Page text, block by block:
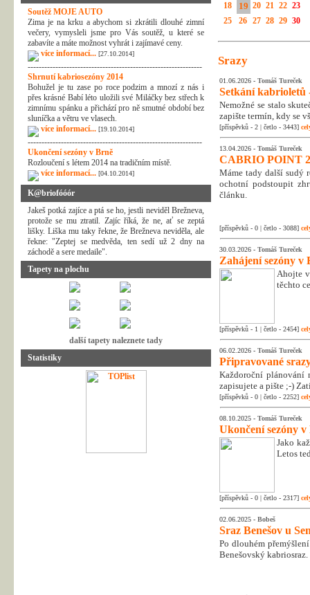
Soutěž MOJE AUTO
Zima je na krku a abychom si zkrátili dlouhé zimní
večery, vymysleli jsme pro Vás soutěž, u které se
zabavíte a máte možnost vyhrát i zajímavé ceny.
více informací... [27.10.2014]
---------------------------------------------------------------
Shrnutí kabriosezóny 2014
Bohužel je tu zase po roce podzim a mnozí z nás i
přes krásné Babí léto uložili své Miláčky bez střech k
zimnímu spánku a přichází pro ně smutné období bez
sluníčka a větru ve vlasech.
více informací... [19.10.2014]
---------------------------------------------------------------
Ukončení sezóny v Brně
Rozloučení s létem 2014 na tradičním místě.
více informací... [04.10.2014]
K@briofóóór
Jakeš potká zajíce a ptá se ho, jestli neviděl Brežneva,
protože se mu ztratil. Zajíc říká, že ne, ať se zeptá
lišky. Liška mu taky řekne, že Brežneva neviděla, ale
řekne: "Zeptej se medvěda, ten sedí už 2 dny na
záchodě a sere medaile".
Tapety na plochu
další tapety naleznete tady
Statistiky
18
19 20 21 22 23
25
26 27 28 29 30
Srazy
01.06.2026 - Tomáš Tureček
Setkání kabrioletů
Nemožné se stalo
zapište termín, kdy se
[příspěvků - 2 | četlo - 3443]
13.04.2026 - Tomáš Tureček
CABRIO POINT
Máme tady další sudý
ochotní podstoupit
článku.
[příspěvků - 0 | četlo - 3088]
30.03.2026 - Tomáš Tureček
Zahájení sezóny v
Ahojte
těchto
[příspěvků - 1 | četlo - 2454]
06.02.2026 - Tomáš Tureček
Připravované
Každoroční plánování
zapisujete a pište ;-)
[příspěvků - 0 | četlo - 2252]
08.10.2025 - Tomáš Tureček
Ukončení sezóny v
Jako
Letos
[příspěvků - 0 | četlo - 2317]
02.06.2025 - Bobeš
Sraz Benešov u
Po dlouhém
Benešovský kabriosraz.